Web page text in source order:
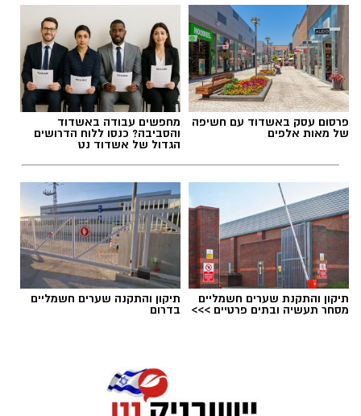
אלדה נתנאל / 18:18 05.08.26
בשורה למטה יהודה: מוני החשמל החכמים
בדרך
פרסום עסק באשדוד עם חשיפה
של מאות אלפים
מחפשים עבודה באשדוד
והסביבה? כנסו ללוח הדרושים
הגדול של אשדוד נט
תיקון והתקנת שערים חשמליים
מסחר תעשיה ובתים פרטיים >>>
תיקון והתקנה שערים חשמליים
בדרום